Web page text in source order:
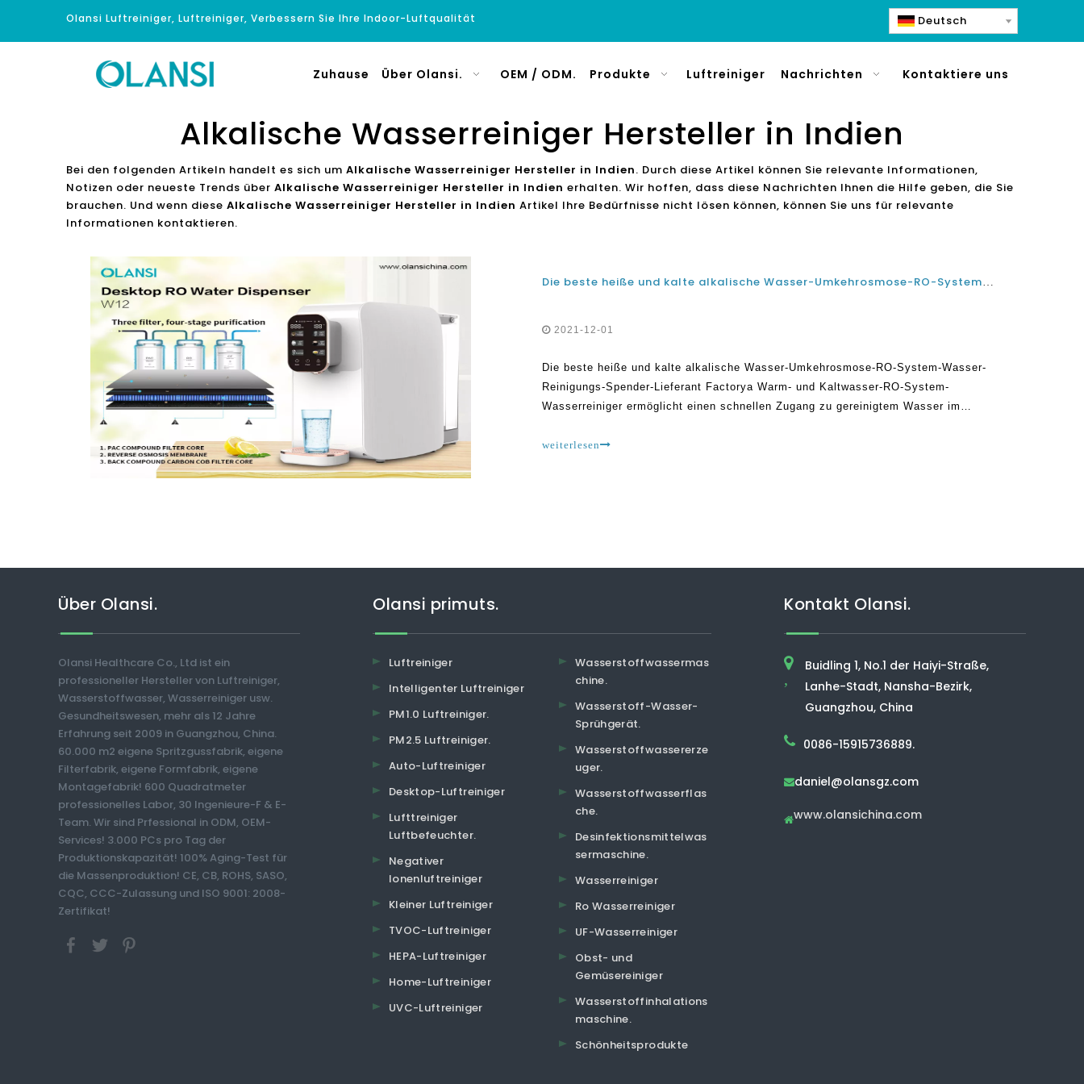
Olansi Luftreiniger, Luftreiniger, Verbessern Sie Ihre Indoor-Luftqualität Deutsch
Zuhause Über Olansi. OEM / ODM. Produkte Luftreiniger Nachrichten Kontaktiere uns
Alkalische Wasserreiniger Hersteller in Indien
Bei den folgenden Artikeln handelt es sich um Alkalische Wasserreiniger Hersteller in Indien. Durch diese Artikel können Sie relevante Informationen,
Notizen oder neueste Trends über Alkalische Wasserreiniger Hersteller in Indien erhalten. Wir hoffen, dass diese Nachrichten Ihnen die Hilfe geben, die Sie
brauchen. Und wenn diese Alkalische Wasserreiniger Hersteller in Indien Artikel Ihre Bedürfnisse nicht lösen können, können Sie uns für relevante
Informationen kontaktieren.
Die beste heiße und kalte alkalische Wasser-Umkehrosmose-RO-System-Wasser-Reinigungs-Dispenser-Lieferant-Fabrik
2021-12-01
Die beste heiße und kalte alkalische Wasser-Umkehrosmose-RO-System-Wasser-
Reinigungs-Spender-Lieferant Factorya Warm- und Kaltwasser-RO-System-
Wasserreiniger ermöglicht einen schnellen Zugang zu gereinigtem Wasser im
Wasserreinigungstechnik. Wasser ist ein n
weiterlesen
Über Olansi.
Olansi Healthcare Co., Ltd ist ein
professioneller Hersteller von Luftreiniger,
Wasserstoffwasser, Wasserreiniger usw.
Gesundheitswesen, mehr als 12 Jahre
Erfahrung seit 2009 in Guangzhou, China.
60.000 m2 eigene Spritzgussfabrik, eigene
Filterfabrik, eigene Formfabrik, eigene
Montagefabrik! 600 Quadratmeter
professionelles Labor, 30 Ingenieure-F & E-
Team. Wir sind Prfessional in ODM, OEM-
Services! 3.000 PCs pro Tag der
Produktionskapazität! 100% Aging-Test für
die Massenproduktion! CE, CB, ROHS, SASO,
CQC, CCC-Zulassung und ISO 9001: 2008-
Zertifikat!
Olansi primuts.
Luftreiniger
Intelligenter Luftreiniger
PM1.0 Luftreiniger.
PM2.5 Luftreiniger.
Auto-Luftreiniger
Desktop-Luftreiniger
Lufttreiniger
Luftbefeuchter.
Negativer
Ionenluftreiniger
Kleiner Luftreiniger
TVOC-Luftreiniger
HEPA-Luftreiniger
Home-Luftreiniger
UVC-Luftreiniger
Wasserstoffwassermas
chine.
Wasserstoff-Wasser-
Sprühgerät.
Wasserstoffwassererze
uger.
Wasserstoffwasserflas
che.
Desinfektionsmittelwas
sermaschine.
Wasserreiniger
Ro Wasserreiniger
UF-Wasserreiniger
Obst- und
Gemüsereiniger
Wasserstoffinhalations
maschine.
Schönheitsprodukte
Kontakt Olansi.
,
Buidling 1, No.1 der Haiyi-Straße,
Lanhe-Stadt, Nansha-Bezirk,
Guangzhou, China
0086-15915736889.
daniel@olansgz.com
www.olansichina.com